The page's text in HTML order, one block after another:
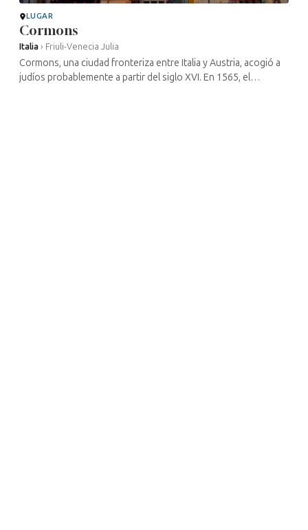
LUGAR
Cormons
Italia › Friuli-Venecia Julia
Cormons, una ciudad fronteriza entre Italia y Austria, acogió a
judíos probablemente a partir del siglo XVI. En 1565, el